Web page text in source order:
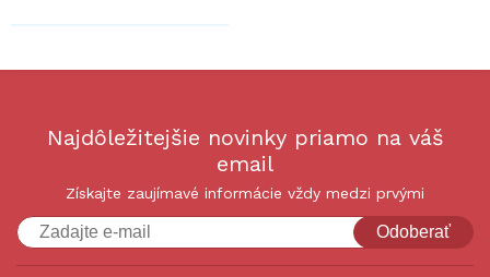
Najdôležitejšie novinky priamo na váš
email
Získajte zaujímavé informácie vždy medzi prvými
Odoberať